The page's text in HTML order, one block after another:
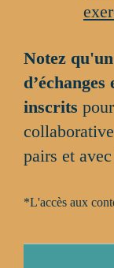
Notez
inscrits
pairs et
*L'accès aux